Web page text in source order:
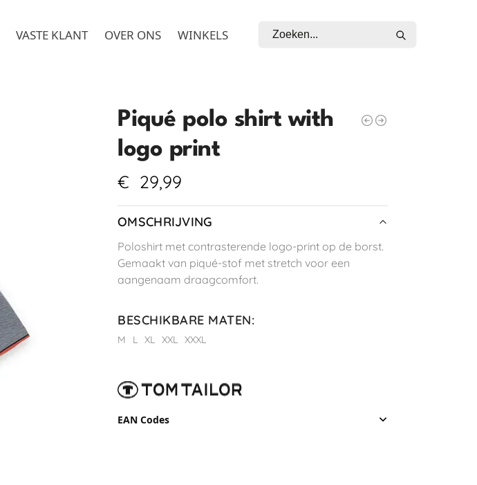
VASTE KLANT OVER ONS WINKELS
Piqué polo shirt with
logo print
€ 29,99
OMSCHRIJVING
Poloshirt met contrasterende logo-print op de borst.
Gemaakt van piqué-stof met stretch voor een
aangenaam draagcomfort.
BESCHIKBARE MATEN:
M L XL XXL XXXL
EAN Codes